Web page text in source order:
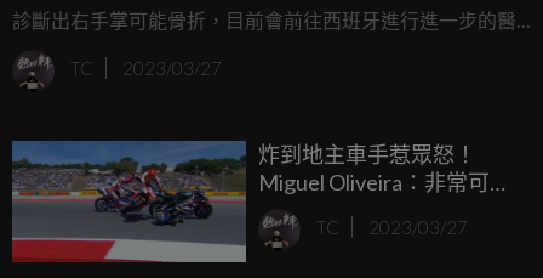
診斷出右手掌可能骨折，目前會前往西班牙進行進一步的醫
療評估。
TC 2023/03/27
炸到地主車手惹眾怒！
Miguel Oliveira：非常可惜
也非常難過，Marc
Marquez太晚剎車了！
TC 2023/03/27